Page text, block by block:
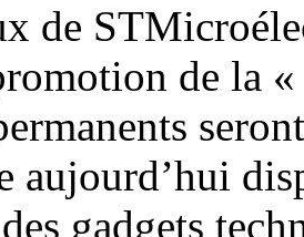
de
de la
aujourd’hui
gadgets